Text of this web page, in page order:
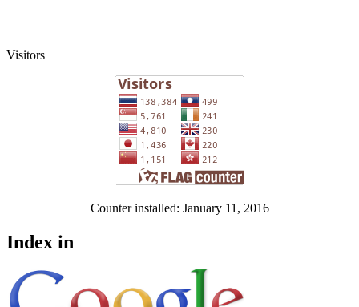
Visitors
Counter installed: January 11, 2016
Index in